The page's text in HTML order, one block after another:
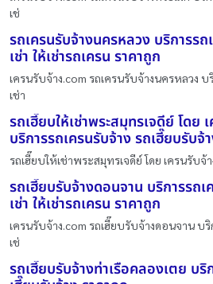
เช่
รถเครนรับจ้างนครหลวง บริการรถ
เช่า ให้เช่ารถเครน ราคาถูก
เครนรับจ้าง.com รถเครนรับจ้างนครหลวง บ
เช่า
รถเฮี๊ยบให้เช่าพระสมุทรเจดีย์ โดย
บริการรถเครนรับจ้าง รถเฮี๊ยบรับจ้
รถเฮี๊ยบให้เช่าพระสมุทรเจดีย์ โดย เครนรับจ้
รถเฮี๊ยบรับจ้างดอนจาน บริการรถเ
เช่า ให้เช่ารถเครน ราคาถูก
เครนรับจ้าง.com รถเฮี๊ยบรับจ้างดอนจาน บริ
เช่
รถเฮี๊ยบรับจ้างท่าเรือคลองเตย บริ